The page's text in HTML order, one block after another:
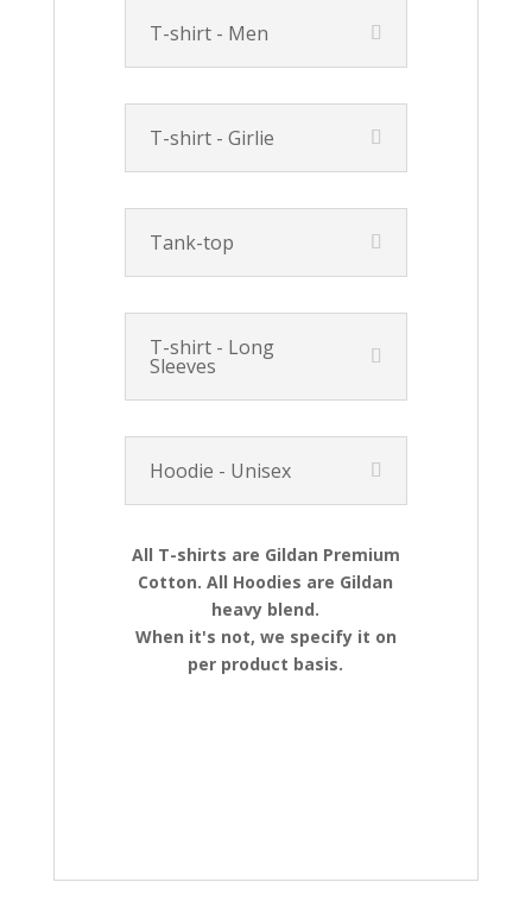
T-shirt - Men
T-shirt - Girlie
Tank-top
T-shirt - Long
Sleeves
Hoodie - Unisex
All T-shirts are Gildan Premium
Cotton. All Hoodies are Gildan
heavy blend.
When it's not, we specify it on
per product basis.